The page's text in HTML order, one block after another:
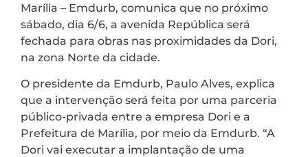
Marília – Emdurb, comunica que no próximo
sábado, dia 6/6, a avenida República será
fechada para obras nas proximidades da Dori,
na zona Norte da cidade.
O presidente da Emdurb, Paulo Alves, explica
que a intervenção será feita por uma parceria
público-privada entre a empresa Dori e a
Prefeitura de Marília, por meio da Emdurb. “A
Dori vai executar a implantação de uma